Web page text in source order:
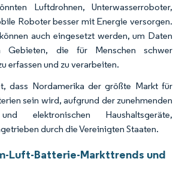
Luftdrohnen, Unterwasserroboter,
Roboter besser mit Energie versorgen.
auch eingesetzt werden, um Daten
Gebieten, die für Menschen schwer
erfassen und zu verarbeiten.
dass Nordamerika der größte Markt für
sein wird, aufgrund der zunehmenden
elektronischen Haushaltsgeräte,
durch die Vereinigten Staaten.
Luft-Batterie-Markttrends und